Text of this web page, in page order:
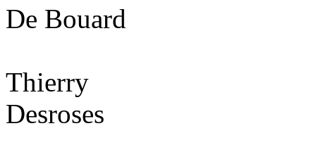
De Bouard
Thierry
Desroses